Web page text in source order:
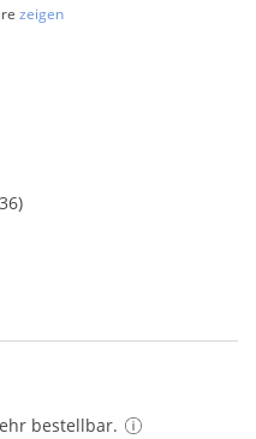
zeigen
bestellbar.